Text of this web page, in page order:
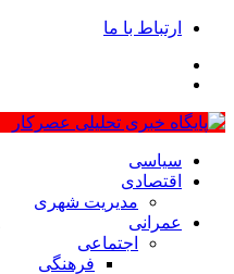
ارتباط با ما
سیاسی
اقتصادی
مدیریت شهری
عمرانی
اجتماعی
فرهنگی